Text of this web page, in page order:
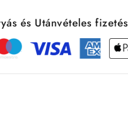
és Utánvételes fizetés